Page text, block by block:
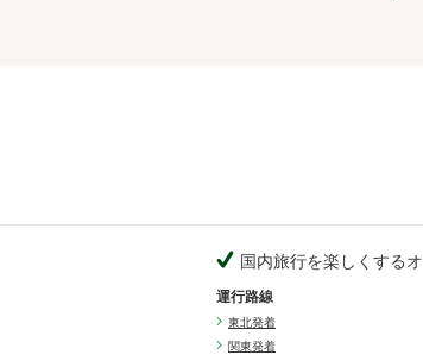
国内旅行を楽しくする
運行路線
東北発着
関東発着